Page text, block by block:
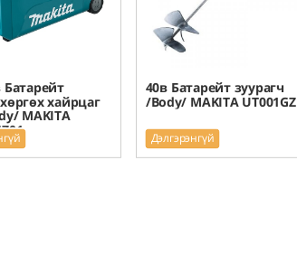
Батарейт
хайрцаг
MAKITA
40в Батарейт зуурагч
/Body/ MAKITA UT001GZ
Дэлгэрэнгүй